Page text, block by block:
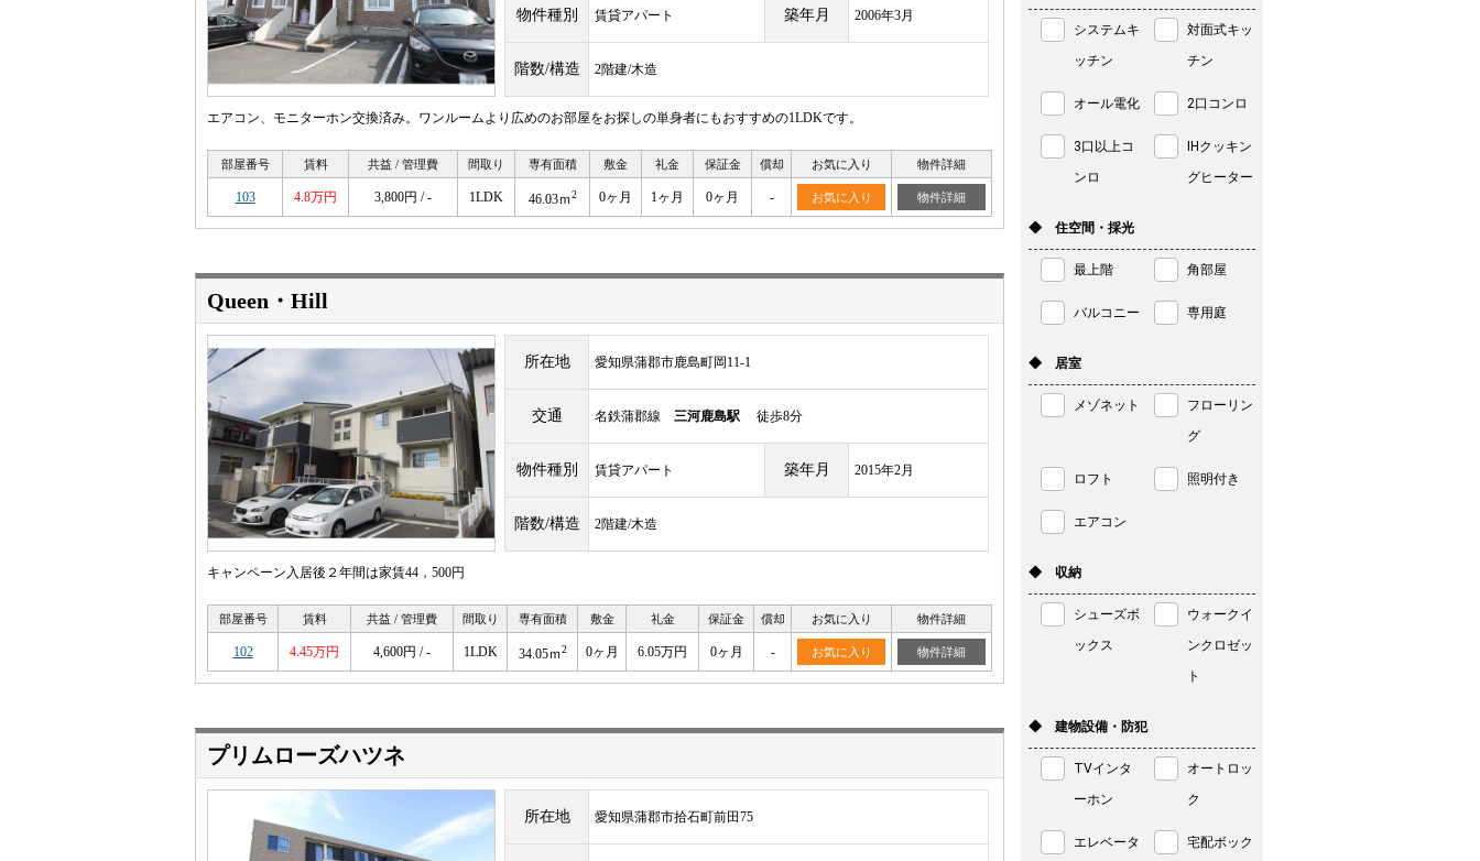
物件種別 賃貸アパート 築年月 2006年3月
階数/構造 2階建/木造
エアコン、モニターホン交換済み。ワンルームより広めのお部屋をお探しの単身者にもおすすめの1LDKです。
部屋番号 賃料 共益 / 管理費 間取り 専有面積 敷金 礼金 保証金 償却 お気に入り 物件詳細
103 4.8万円 3,800円 / - 1LDK 46.03ｍ2 0ヶ月 1ヶ月 0ヶ月 - お気に入り 物件詳細
Queen・Hill
所在地 愛知県蒲郡市鹿島町岡11-1
交通 名鉄蒲郡線 三河鹿島駅 徒歩8分
物件種別 賃貸アパート 築年月 2015年2月
階数/構造 2階建/木造
キャンペーン入居後２年間は家賃44，500円
部屋番号 賃料 共益 / 管理費 間取り 専有面積 敷金 礼金 保証金 償却 お気に入り 物件詳細
102 4.45万円 4,600円 / - 1LDK 34.05ｍ2 0ヶ月 6.05万円 0ヶ月 - お気に入り 物件詳細
プリムローズハツネ
所在地 愛知県蒲郡市拾石町前田75
システムキ
ッチン
対面式キッ
チン
オール電化 2口コンロ
3口以上コ
ンロ
IHクッキン
グヒーター
◆ 住空間・採光
最上階 角部屋
バルコニー 専用庭
◆ 居室
メゾネット
フローリン
グ
ロフト 照明付き
エアコン
◆ 収納
シューズボ
ックス
ウォークイ
ンクロゼッ
ト
◆ 建物設備・防犯
TVインタ
ーホン
オートロッ
ク
エレベータ
宅配ボック